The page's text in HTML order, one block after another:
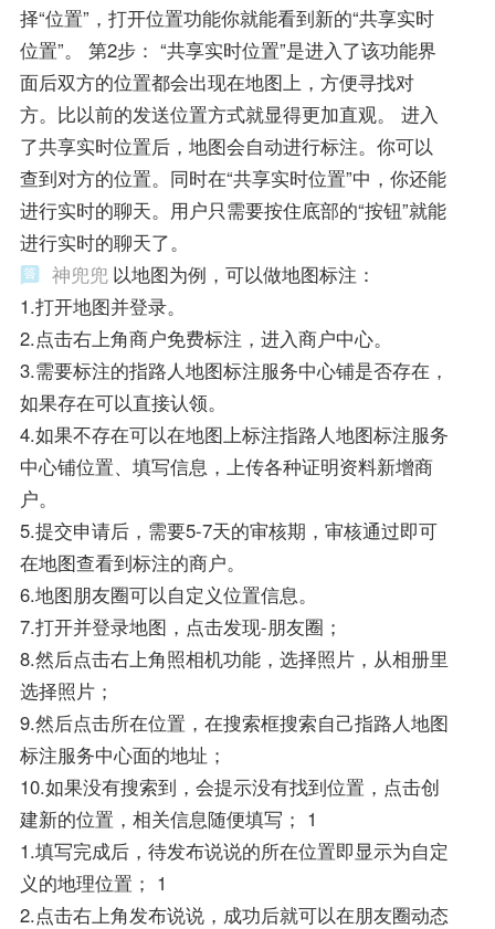
择“位置”，打开位置功能你就能看到新的“共享实时
位置”。 第2步： “共享实时位置”是进入了该功能界
面后双方的位置都会出现在地图上，方便寻找对
方。比以前的发送位置方式就显得更加直观。 进入
了共享实时位置后，地图会自动进行标注。你可以
查到对方的位置。同时在“共享实时位置”中，你还能
进行实时的聊天。用户只需要按住底部的“按钮”就能
进行实时的聊天了。
神兜兜 以地图为例，可以做地图标注：
1.打开地图并登录。
2.点击右上角商户免费标注，进入商户中心。
3.需要标注的指路人地图标注服务中心铺是否存在，
如果存在可以直接认领。
4.如果不存在可以在地图上标注指路人地图标注服务
中心铺位置、填写信息，上传各种证明资料新增商
户。
5.提交申请后，需要5-7天的审核期，审核通过即可
在地图查看到标注的商户。
6.地图朋友圈可以自定义位置信息。
7.打开并登录地图，点击发现-朋友圈；
8.然后点击右上角照相机功能，选择照片，从相册里
选择照片；
9.然后点击所在位置，在搜索框搜索自己指路人地图
标注服务中心面的地址；
10.如果没有搜索到，会提示没有找到位置，点击创
建新的位置，相关信息随便填写； 1
1.填写完成后，待发布说说的所在位置即显示为自定
义的地理位置； 1
2.点击右上角发布说说，成功后就可以在朋友圈动态